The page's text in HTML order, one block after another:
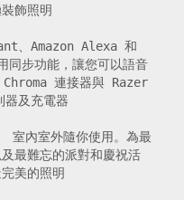
飾照明
、Amazon Alexa 和
步功能，讓您可以語音
連接器與 Razer
器及充電器
內室外隨你使用。為最
最難忘的派對和慶祝活
美的照明